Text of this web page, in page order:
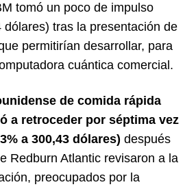
tomó un poco de impulso
dólares) tras la presentación de
permitirían desarrollar, para
cuántica comercial.
de comida rápida
a retroceder por séptima vez
a 300,43 dólares) después
Redburn Atlantic revisaron a la
preocupados por la